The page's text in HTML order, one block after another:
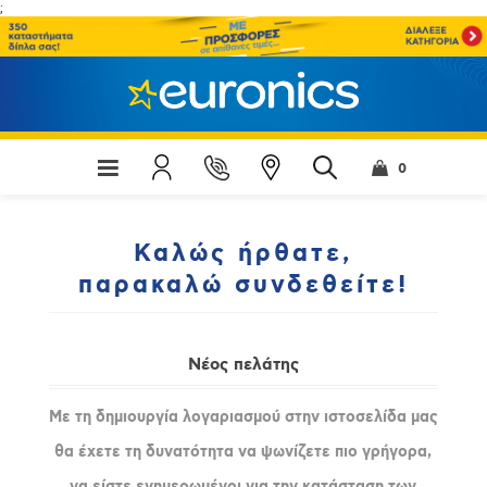
;
0
Καλώς ήρθατε,
παρακαλώ συνδεθείτε!
Νέος πελάτης
Με τη δημιουργία λογαριασμού στην ιστοσελίδα μας
θα έχετε τη δυνατότητα να ψωνίζετε πιο γρήγορα,